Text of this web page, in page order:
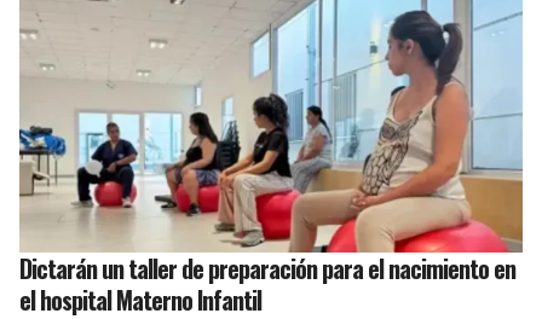
Dictarán un taller de preparación para el nacimiento en
el hospital Materno Infantil